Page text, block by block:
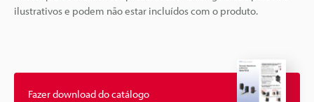
ilustrativos e podem não estar incluídos com o produto.
Fazer download do catálogo